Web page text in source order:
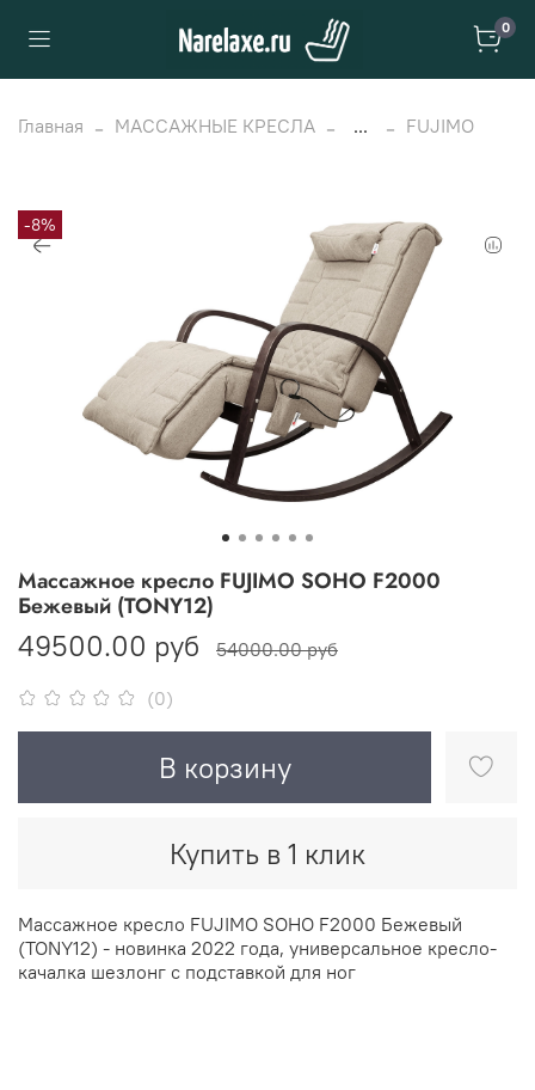
0
Главная МАССАЖНЫЕ КРЕСЛА ... FUJIMO
-8%
(0)
Массажное кресло FUJIMO SOHO F2000
Бежевый (TONY12)
49500.00 руб 54000.00 руб
В корзину
Купить в 1 клик
Массажное кресло FUJIMO SOHO F2000 Бежевый
(TONY12) - новинка 2022 года, универсальное кресло-
качалка шезлонг с подставкой для ног